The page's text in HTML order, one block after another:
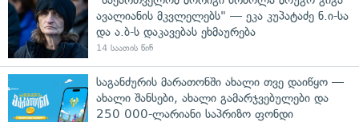
ავალიანის მკვლელებს" — ეკა კუპატაძე ნ.ი-სა
და ა.ბ-ს დაკავებას ეხმაურება
14 საათის წინ
საგანძურის მარათონში ახალი თვე დაიწყო —
ახალი შანსები, ახალი გამარჯვებულები და
250 000-ლარიანი საპრიზო ფონდი